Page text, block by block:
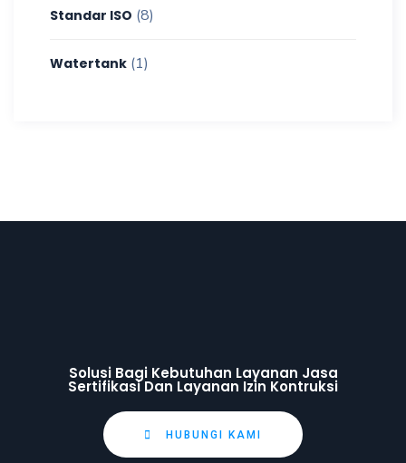
Standar ISO (8)
Watertank (1)
Solusi Bagi Kebutuhan Layanan Jasa
Sertifikasi Dan Layanan Izin Kontruksi
HUBUNGI KAMI